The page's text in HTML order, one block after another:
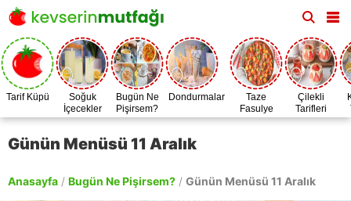
Tarif Küpü
Soğuk
İçecekler
Bugün Ne
Pişirsem?
Dondurmalar
Taze
Fasulye
Zamanı
Çilekli
Tarifleri
Günün Menüsü 11 Aralık
Anasayfa / Bugün Ne Pişirsem? / Günün Menüsü 11 Aralık